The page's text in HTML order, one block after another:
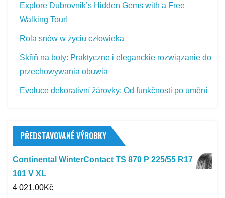
Explore Dubrovnik’s Hidden Gems with a Free
Walking Tour!
Rola snów w życiu człowieka
Skříň na boty: Praktyczne i eleganckie rozwiązanie do
przechowywania obuwia
Evoluce dekorativní žárovky: Od funkčnosti po umění
PŘEDSTAVOVANÉ VÝROBKY
Continental WinterContact TS 870 P 225/55 R17
101 V XL
4 021,00Kč